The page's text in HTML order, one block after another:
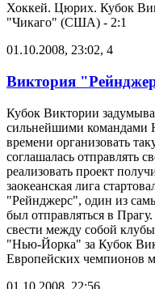
Хоккей. Цюрих. Кубок
"Чикаго" (США) - 2:1
01.10.2008, 23:02, 4
Виктория
Кубок Виктории
сильнейшими
времени организовать
соглашалась отправлять
реализовать проект
заокеанская лига
"Рейнджерс", один из
был отправляться в
свести между собой
"Нью-Йорка" за Кубок
Европейских чемпионов
01.10.2008, 22:56